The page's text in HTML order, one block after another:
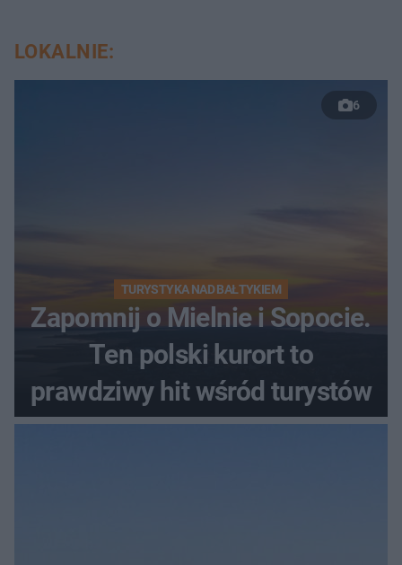
LOKALNIE:
6
TURYSTYKA NAD BAŁTYKIEM
Zapomnij o Mielnie i Sopocie.
Ten polski kurort to
prawdziwy hit wśród turystów